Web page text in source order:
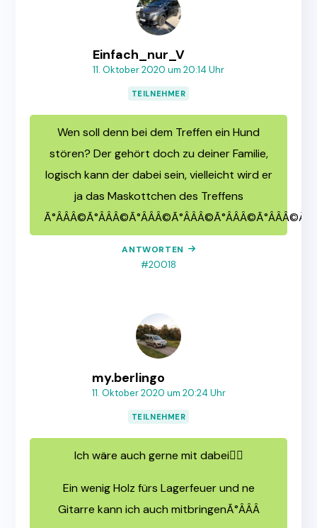
Einfach_nur_V
11. Oktober 2020 um 20:14 Uhr
TEILNEHMER
Wen soll denn bei dem Treffen ein Hund
stören? Der gehört doch zu deiner Familie,
logisch kann der dabei sein, vielleicht wird er
ja das Maskottchen des Treffens
ANTWORTEN
#20018
my.berlingo
11. Oktober 2020 um 20:24 Uhr
TEILNEHMER
Ich wäre auch gerne mit dabei✌🏻
Ein wenig Holz fürs Lagerfeuer und ne
Gitarre kann ich auch mitbringenÃ°ÂÂÂ